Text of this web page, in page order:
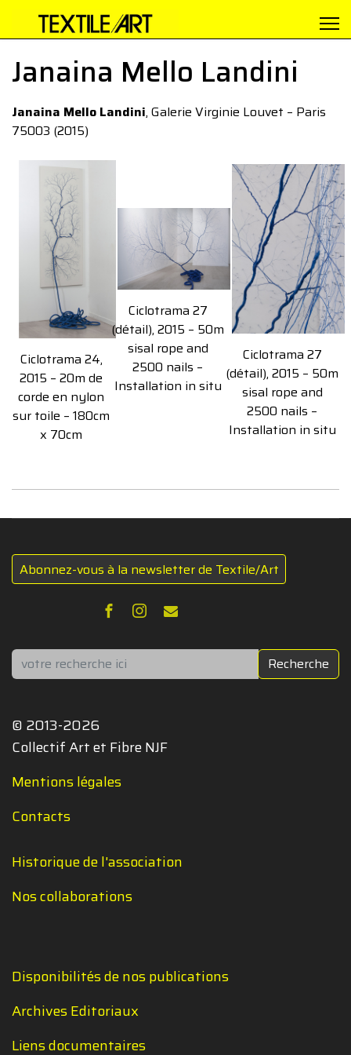
Janaina Mello Landini
Janaina Mello Landini, Galerie Virginie Louvet – Paris
75003 (2015)
Ciclotrama 24,
2015 – 20m de
corde en nylon
sur toile – 180cm
x 70cm
Ciclotrama 27
(détail), 2015 – 50m
sisal rope and
2500 nails –
Installation in situ
Ciclotrama 27
(détail), 2015 – 50m
sisal rope and
2500 nails –
Installation in situ
Abonnez-vous à la newsletter de Textile/Art
Rechercher Recherche
© 2013-2026
Collectif Art et Fibre NJF
Mentions légales
Contacts
Historique de l'association
Nos collaborations
Disponibilités de nos publications
Archives Editoriaux
Liens documentaires